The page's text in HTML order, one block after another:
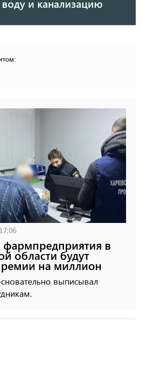
и канализацию
фармпредприятия в
области будут
на миллион
выписывал